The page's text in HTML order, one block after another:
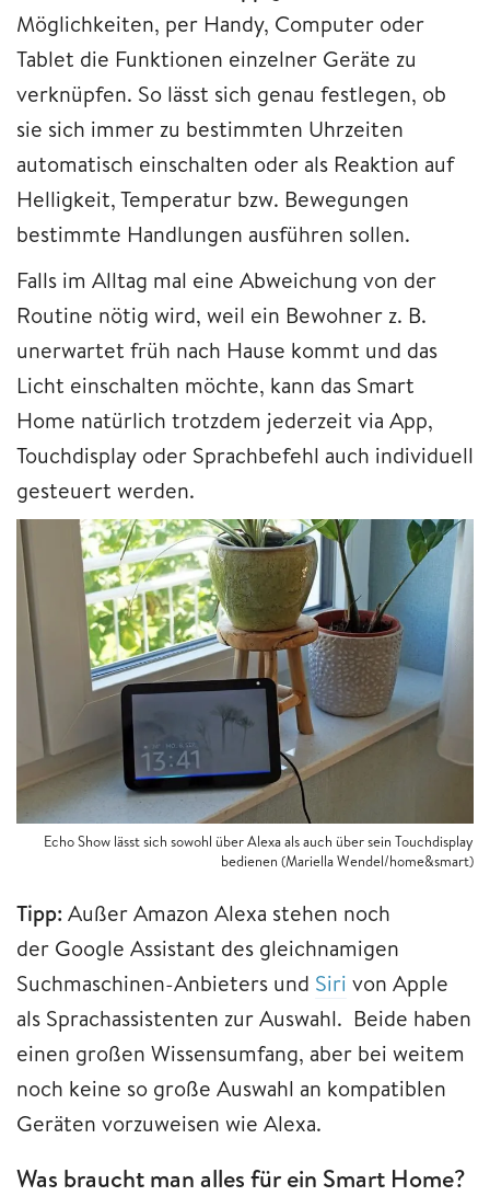
Möglichkeiten, per Handy, Computer oder
Tablet die Funktionen einzelner Geräte zu
verknüpfen. So lässt sich genau festlegen, ob
sie sich immer zu bestimmten Uhrzeiten
automatisch einschalten oder als Reaktion auf
Helligkeit, Temperatur bzw. Bewegungen
bestimmte Handlungen ausführen sollen.
Falls im Alltag mal eine Abweichung von der
Routine nötig wird, weil ein Bewohner z. B.
unerwartet früh nach Hause kommt und das
Licht einschalten möchte, kann das Smart
Home natürlich trotzdem jederzeit via App,
Touchdisplay oder Sprachbefehl auch individuell
gesteuert werden.
Echo Show lässt sich sowohl über Alexa als auch über sein Touchdisplay
bedienen (Mariella Wendel/home&smart)
Tipp: Außer Amazon Alexa stehen noch
der Google Assistant des gleichnamigen
Suchmaschinen-Anbieters und Siri von Apple
als Sprachassistenten zur Auswahl. Beide haben
einen großen Wissensumfang, aber bei weitem
noch keine so große Auswahl an kompatiblen
Geräten vorzuweisen wie Alexa.
Was braucht man alles für ein Smart Home?